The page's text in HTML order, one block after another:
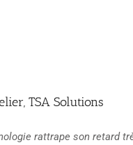
TSA Solutions
rattrape son retard